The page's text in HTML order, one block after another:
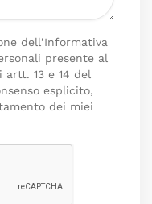
dell’Informativa
presente al
artt. 13 e 14 del
esplicito,
dei miei